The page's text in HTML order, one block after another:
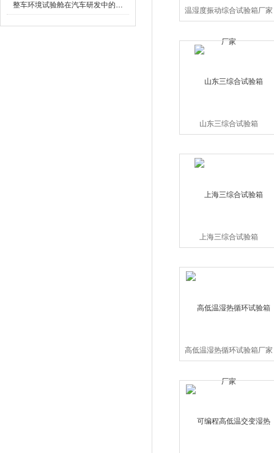
整车环境试验舱在汽车研发中的作用
温湿度振动综合试验箱厂家
山东三综合试验箱
上海三综合试验箱
高低温湿热循环试验箱厂家